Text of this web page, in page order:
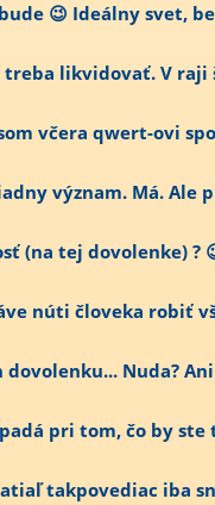
😉 Ideálny svet,
treba likvidovať. V raji
včera qwert-ovi
význam. Má. Ale
(na tej dovolenke) ?
núti človeka robiť
Nuda?
pri tom, čo by
takpovediac iba